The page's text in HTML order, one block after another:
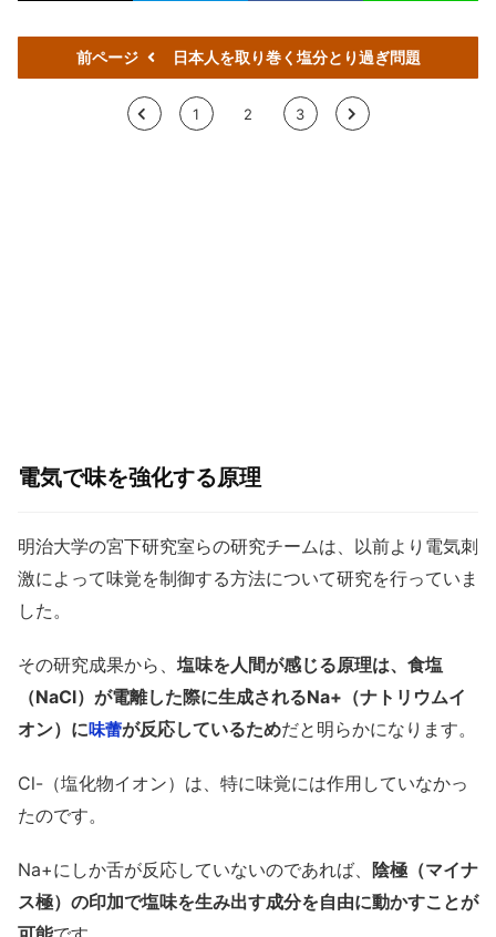
前ページ 日本人を取り巻く塩分とり過ぎ問題
< 1 2 3 >
電気で味を強化する原理
明治大学の宮下研究室らの研究チームは、以前より電気刺
激によって味覚を制御する方法について研究を行っていま
した。
その研究成果から、 塩味を人間が感じる原理は、食塩
（NaCl）が電離した際に生成されるNa+（ナトリウムイ
オン）に味蕾が反応しているためだと明らかになります。
Cl-（塩化物イオン）は、特に味覚には作用していなかっ
たのです。
Na+にしか舌が反応していないのであれば、 陰極（マイナ
ス極）の印加で塩味を生み出す成分を自由に動かすことが